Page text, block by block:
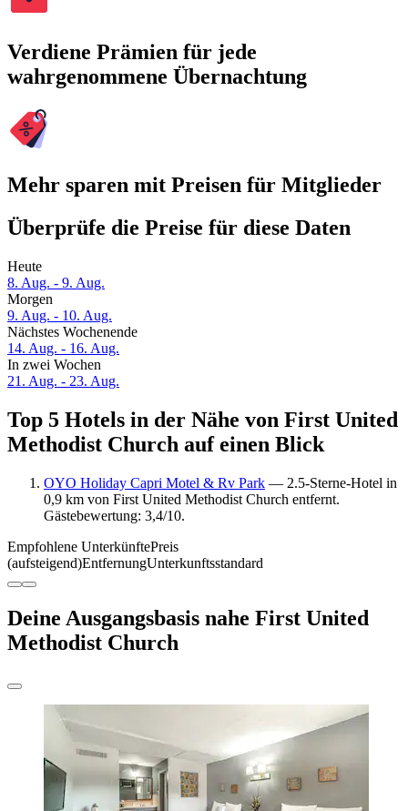
Verdiene Prämien für jede
wahrgenommene Übernachtung
Mehr sparen mit Preisen für Mitglieder
Überprüfe die Preise für diese Daten
Heute
8. Aug. - 9. Aug.
Morgen
9. Aug. - 10. Aug.
Nächstes Wochenende
14. Aug. - 16. Aug.
In zwei Wochen
21. Aug. - 23. Aug.
Top 5 Hotels in der Nähe von First United
Methodist Church auf einen Blick
OYO Holiday Capri Motel & Rv Park — 2.5-Sterne-Hotel in
0,9 km von First United Methodist Church entfernt.
Gästebewertung: 3,4/10.
Empfohlene UnterkünftePreis
(aufsteigend)EntfernungUnterkunftsstandard
Deine Ausgangsbasis nahe First United
Methodist Church